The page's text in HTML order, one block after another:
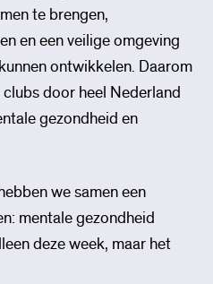
te brengen,
en een veilige omgeving
ontwikkelen. Daarom
door heel Nederland
gezondheid en
we samen een
mentale gezondheid
deze week, maar het